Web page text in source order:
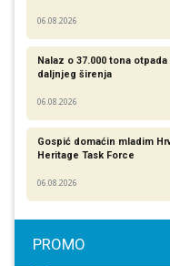
06.08.2026
Nalaz o 37.000 tona
daljnjeg širenja
06.08.2026
Gospić domaćin mladim
Heritage Task Force
06.08.2026
PROMO